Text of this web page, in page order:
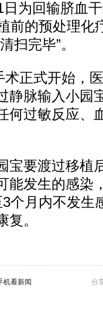
为回输脐血
前的预处理化
扫完毕”。
正式开始，医
静脉输入小园
何过敏反应、
要渡过移植
能发生的感染
个月内不发生
。
分
机看新闻